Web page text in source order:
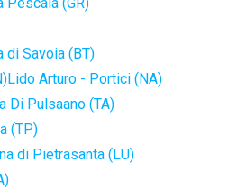
di Savoia (BT)
Lido Arturo - Portici (NA)
Di Pulsaano (TA)
(TP)
di Pietrasanta (LU)